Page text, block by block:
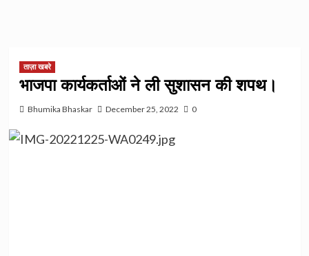
ताज़ा खबरे
भाजपा कार्यकर्ताओं ने ली सुशासन की शपथ।
Bhumika Bhaskar December 25, 2022 0